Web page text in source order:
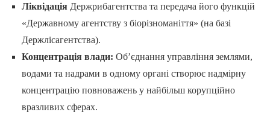
ЛіквідаціяДержрибагентства та передача його функцій
«Державному агентству з біорізноманіття» (на базі
Держлісагентства).
Концентрація влади: Об’єднання управління землями,
водами та надрами в одному органі створює надмірну
концентрацію повноважень у найбільш корупційно
вразливих сферах.